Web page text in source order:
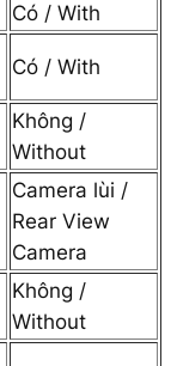
Có / With
Có / With
Không /
Without
Camera lùi /
Rear View
Camera
Không /
Without